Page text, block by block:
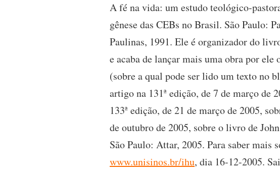
A fé na vida: um estudo teológico-
gênese das CEBs no Brasil. São Paulo:
Paulinas, 1991. Ele é organizador do
e acaba de lançar mais uma obra por
(sobre a qual pode ser lido um texto no
artigo na 131ª edição, de 7 de março de
133ª edição, de 21 de março de 2005,
de outubro de 2005, sobre o livro de
São Paulo: Attar, 2005. Para saber
www.unisinos.br/ihu, dia 16-12-2005.